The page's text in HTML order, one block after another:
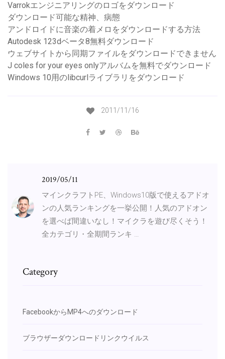
Varrokエンジニアリングのロゴをダウンロード
ダウンロード可能な精神、病態
アンドロイドに音楽の着メロをダウンロードする方法
Autodesk 123dベータ8無料ダウンロード
ウェブサイトから同期ファイルをダウンロードできません
J coles for your eyes onlyアルバムを無料でダウンロード
Windows 10用のlibcurlライブラリをダウンロード
2011/11/16
2019/05/11
マインクラフトPE、Windows10版で使えるアドオ
ンの人気ランキングを一挙公開！人気のアドオン
を選べば間違いなし！マイクラを遊び尽くそう！
全カテゴリ・全期間ランキ …
Category
FacebookからMP4へのダウンロード
ブラウザーダウンロードリンクウイルス